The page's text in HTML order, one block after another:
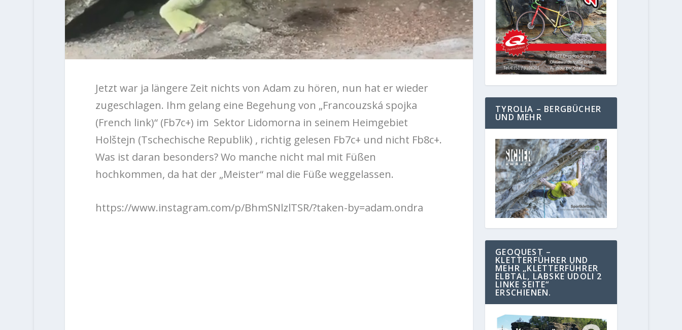
Jetzt war ja längere Zeit nichts von Adam zu hören, nun hat er wieder
zugeschlagen. Ihm gelang eine Begehung von „Francouzská spojka
(French link)“ (Fb7c+) im Sektor Lidomorna in seinem Heimgebiet
Holštejn (Tschechische Republik) , richtig gelesen Fb7c+ und nicht Fb8c+.
Was ist daran besonders? Wo manche nicht mal mit Füßen
hochkommen, da hat der „Meister“ mal die Füße weggelassen.
https://www.instagram.com/p/BhmSNlzlTSR/?taken-by=adam.ondra
TYROLIA – BERGBÜCHER
UND MEHR
GEOQUEST –
KLETTERFÜHRER UND
MEHR „KLETTERFÜHRER
ELBTAL, LABSKE UDOLI 2
LINKE SEITE“
ERSCHIENEN.